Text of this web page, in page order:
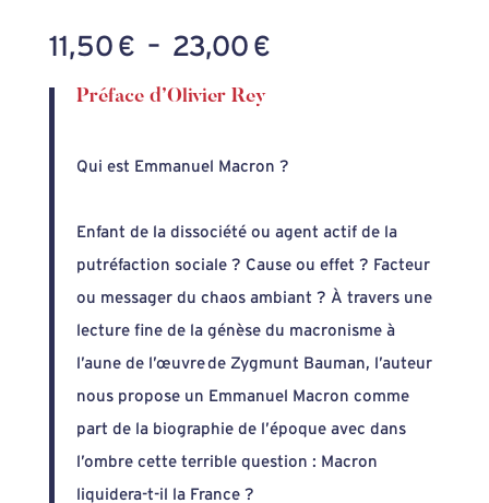
11,50 € – 23,00 €Plage
à
Préface d’Olivier Rey
Qui est Emmanuel Macron ?
Enfant de la dissociété ou agent actif de la
putréfaction sociale ? Cause ou effet ? Facteur
ou messager du chaos ambiant ? À travers une
lecture fine de la génèse du macronisme à
l’aune de l’œuvre de Zygmunt Bauman, l’auteur
nous propose un Emmanuel Macron comme
part de la biographie de l’époque avec dans
l’ombre cette terrible question : Macron
liquidera-t-il la France ?